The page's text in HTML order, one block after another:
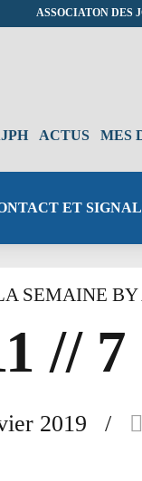
ASSOCIATON DES
ACTUS MES
ET
SEMAINE BY
//
2019